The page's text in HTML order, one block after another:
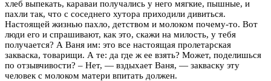
хлеб выпекать, караваи получались у него мягкие, пышные, и
пахли так, что с соседнего хутора приходили дивиться.
Настоящей жизнью пахло, детством и молоком почему-то. Вот
люди его и спрашивают, как это, скажи на милость, у тебя
получается? А Ваня им: это все настоящая пролетарская
закваска, товарищи. А те: да где ж ее взять? Может, поделишься
по отзывчивости? – Нет, — вздыхает Ваня, — закваску эту
человек с молоком матери впитать должен.